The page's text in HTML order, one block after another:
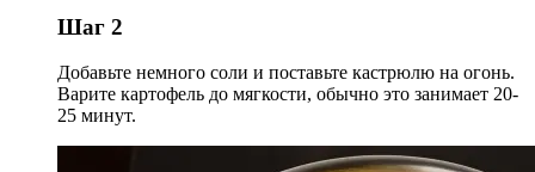
Шаг 2
Добавьте немного соли и поставьте кастрюлю на огонь.
Варите картофель до мягкости, обычно это занимает 20-
25 минут.